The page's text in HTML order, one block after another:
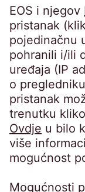
Zagrebu •
080649671 •
IBAN:
kapital:
Uprava:
Melischnig,